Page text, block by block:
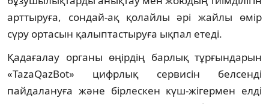
арттыруға, сондай-ақ қолайлы әрі жайлы өмір
сүру ортасын қалыптастыруға ықпал етеді.
Қадағалау органы өңірдің барлық тұрғындарын
«TazaQazBot» цифрлық сервисін белсенді
пайдалануға және бірлескен күш-жігермен елді